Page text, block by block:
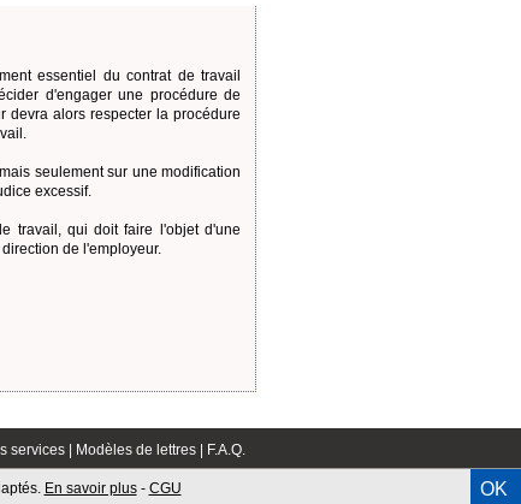
essentiel du contrat de travail
d'engager une procédure de
devra alors respecter la procédure
seulement sur une modification
excessif.
travail, qui doit faire l'objet d'une
de l'employeur.
En savoir plus- CGU OK
services | Modèles de lettres |
F.A.Q.